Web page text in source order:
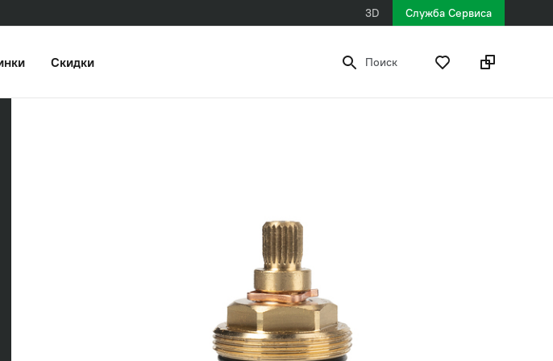
3D Служба Сервиса
Скидки Поиск